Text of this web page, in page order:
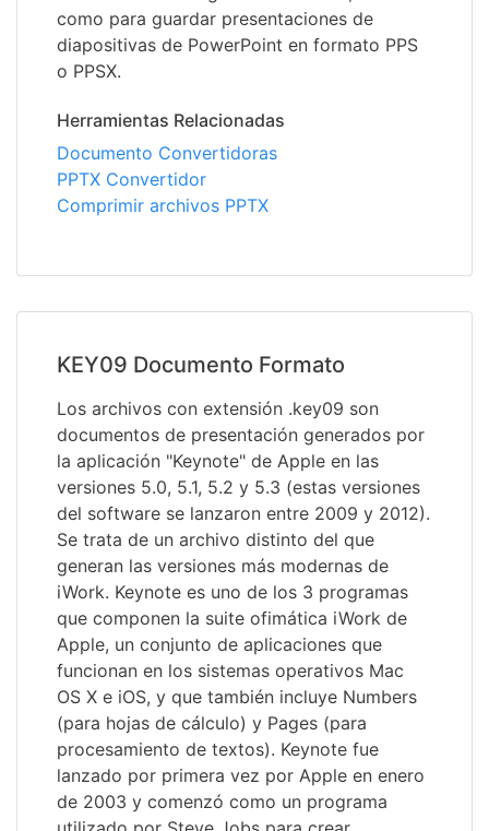
como para guardar presentaciones de
diapositivas de PowerPoint en formato PPS
o PPSX.
Herramientas Relacionadas
Documento Convertidoras
PPTX Convertidor
Comprimir archivos PPTX
KEY09 Documento Formato
Los archivos con extensión .key09 son
documentos de presentación generados por
la aplicación "Keynote" de Apple en las
versiones 5.0, 5.1, 5.2 y 5.3 (estas versiones
del software se lanzaron entre 2009 y 2012).
Se trata de un archivo distinto del que
generan las versiones más modernas de
iWork. Keynote es uno de los 3 programas
que componen la suite ofimática iWork de
Apple, un conjunto de aplicaciones que
funcionan en los sistemas operativos Mac
OS X e iOS, y que también incluye Numbers
(para hojas de cálculo) y Pages (para
procesamiento de textos). Keynote fue
lanzado por primera vez por Apple en enero
de 2003 y comenzó como un programa